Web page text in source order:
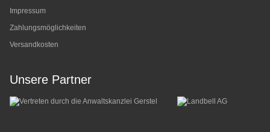
Impressum
Zahlungsmöglichkeiten
Versandkosten
Unsere Partner